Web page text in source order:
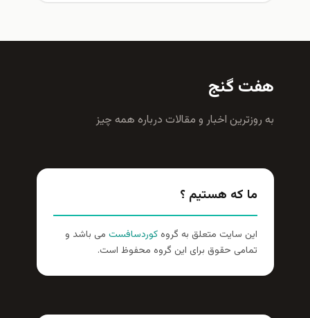
هفت گنج
به روزترين اخبار و مقالات درباره همه چيز
ما که هستیم ؟
این سایت متعلق به گروهکوردسافست می باشد و
تمامی حقوق برای این گروه محفوظ است.